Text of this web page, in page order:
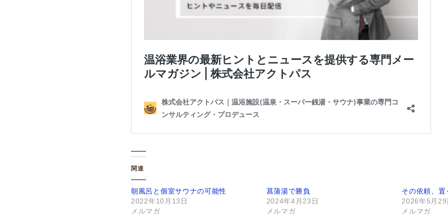
関連
朝風呂と個室サウナの可能性
2022年10月13日
メルマガ
菖蒲湯で勝負
2024年4月23日
メルマガ
その依頼、
2026年5月29
メルマガ